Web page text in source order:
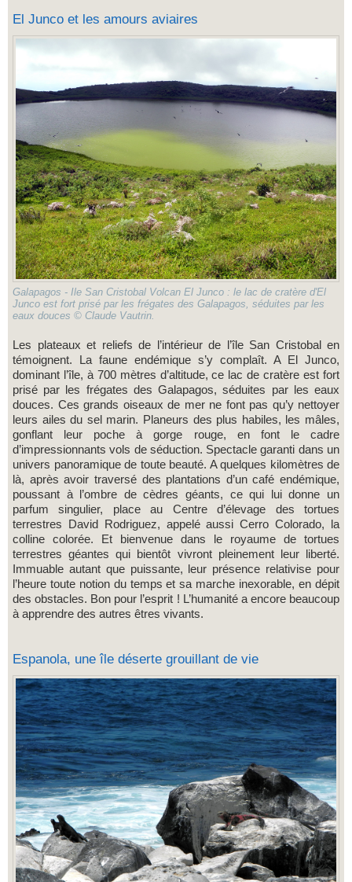
El Junco et les amours aviaires
Galapagos - Ile San Cristobal Volcan El Junco : le lac de cratère d'El
Junco est fort prisé par les frégates des Galapagos, séduites par les
eaux douces © Claude Vautrin.
Les plateaux et reliefs de l’intérieur de l’île San Cristobal en
témoignent. La faune endémique s’y complaît. A El Junco,
dominant l’île, à 700 mètres d’altitude, ce lac de cratère est fort
prisé par les frégates des Galapagos, séduites par les eaux
douces. Ces grands oiseaux de mer ne font pas qu’y nettoyer
leurs ailes du sel marin. Planeurs des plus habiles, les mâles,
gonflant leur poche à gorge rouge, en font le cadre
d’impressionnants vols de séduction. Spectacle garanti dans un
univers panoramique de toute beauté. A quelques kilomètres de
là, après avoir traversé des plantations d’un café endémique,
poussant à l’ombre de cèdres géants, ce qui lui donne un
parfum singulier, place au Centre d’élevage des tortues
terrestres David Rodriguez, appelé aussi Cerro Colorado, la
colline colorée. Et bienvenue dans le royaume de tortues
terrestres géantes qui bientôt vivront pleinement leur liberté.
Immuable autant que puissante, leur présence relativise pour
l’heure toute notion du temps et sa marche inexorable, en dépit
des obstacles. Bon pour l’esprit ! L’humanité a encore beaucoup
à apprendre des autres êtres vivants.
Espanola, une île déserte grouillant de vie